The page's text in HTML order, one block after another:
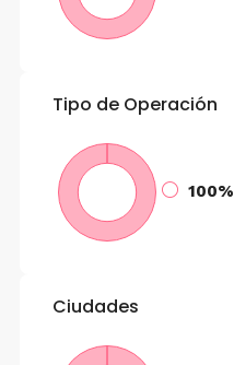
Tipo de Operación
100%
Ciudades